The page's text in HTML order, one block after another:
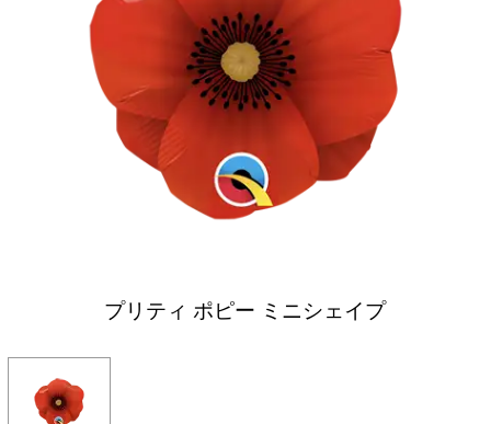
プリティ ポピー ミニシェイプ